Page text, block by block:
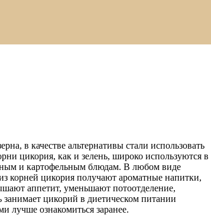
в качестве альтернативы стали использовать
цикория, как и зелень, широко используются в
и картофельным блюдам. В любом виде
корней цикория получают ароматные напитки,
аппетит, уменьшают потоотделение,
цикорий в диетическом питании
лучше ознакомиться заранее.